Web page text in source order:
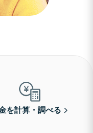
を計算・調べる